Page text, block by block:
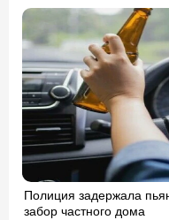
Полиция задержала
забор частного дома